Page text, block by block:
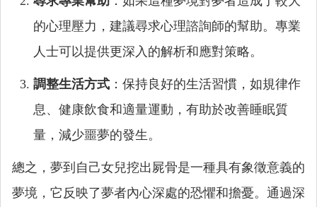
的心理壓力，建議尋求心理諮詢師的幫助。專業
人士可以提供更深入的解析和應對策略。
調整生活方式 ：保持良好的生活習慣，如規律作
息、健康飲食和適量運動，有助於改善睡眠質
量，減少噩夢的發生。
總之，夢到自己女兒挖出屍骨是一種具有象徵意義的
夢境，它反映了夢者內心深處的恐懼和擔憂。通過深